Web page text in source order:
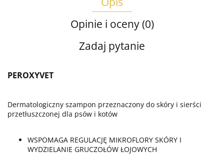
Opinie i oceny (0)
Zadaj pytanie
PEROXYVET
Dermatologiczny szampon przeznaczony do skóry i sierści
przetłuszczonej dla psów i kotów
WSPOMAGA REGULACJĘ MIKROFLORY SKÓRY I
WYDZIELANIE GRUCZOŁÓW ŁOJOWYCH